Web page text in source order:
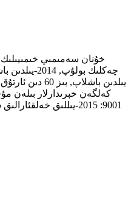
خۇنان سەمىمىي
يىلدىن باشلاپ,
كەلگەن خېرىدارلار بىلەن
9001: 2015-يىللىق